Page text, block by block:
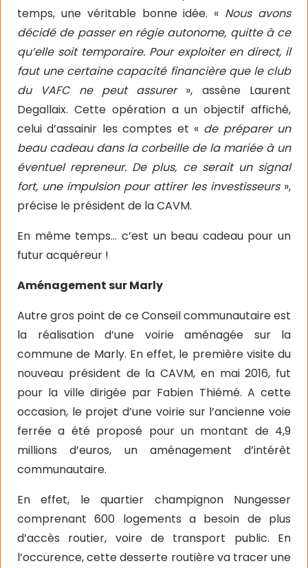
temps, une véritable bonne idée. « Nous avons
décidé de passer en régie autonome, quitte à ce
qu’elle soit temporaire. Pour exploiter en direct, il
faut une certaine capacité financière que le club
du VAFC ne peut assurer», assène Laurent
Degallaix. Cette opération a un objectif affiché,
celui d’assainir les comptes et « de préparer un
beau cadeau dans la corbeille de la mariée à un
éventuel repreneur. De plus, ce serait un signal
fort, une impulsion pour attirer les investisseurs»,
précise le président de la CAVM.
En même temps… c’est un beau cadeau pour un
futur acquéreur !
Aménagement sur Marly
Autre gros point de ce Conseil communautaire est
la réalisation d’une voirie aménagée sur la
commune de Marly. En effet, le première visite du
nouveau président de la CAVM, en mai 2016, fut
pour la ville dirigée par Fabien Thiémé. A cette
occasion, le projet d’une voirie sur l’ancienne voie
ferrée a été proposé pour un montant de 4,9
millions d’euros, un aménagement d’intérêt
communautaire.
En effet, le quartier champignon Nungesser
comprenant 600 logements a besoin de plus
d’accès routier, voire de transport public. En
l’occurence, cette desserte routière va tracer une